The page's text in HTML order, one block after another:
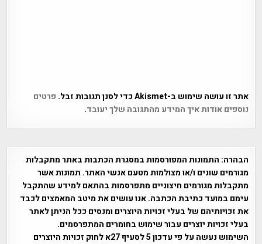
אתר זו עושה שימוש ב-Akismet כדי לסנן תגובות זבל.
פרטים
נוספים אודות איך המידע מהתגובה שלך יעובד.
הבהרה: התמונות המפורסמות במסגרת הכתבות באתר מתקבלות
מגורמים שונים ו/או מצולמות מטעם אנשי האתר. תמונות אשר
מתקבלות מגורמים חיצוניים מתפרסמות בהתאם למידע שהתקבל
עימם במועד כתיבת הכתבה. אנו עושים את מיטב המאמצים לכבד
את זכויותיהם של בעלי זכויות היוצרים ומנסים ככל הניתן לאתר
בעלי זכויות יוצרים עבור שימוש בחומרים המתפרסמים.
השימוש נעשה על פי עדכון 5 לסעיף 27א לחוק זכויות היוצרים